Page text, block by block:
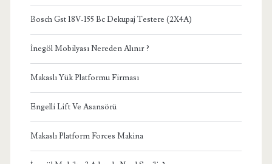
Bosch Gst 18V-155 Bc Dekupaj Testere (2X4A)
İnegöl Mobilyası Nereden Alınır ?
Makaslı Yük Platformu Firması
Engelli Lift Ve Asansörü
Makaslı Platform Forces Makina